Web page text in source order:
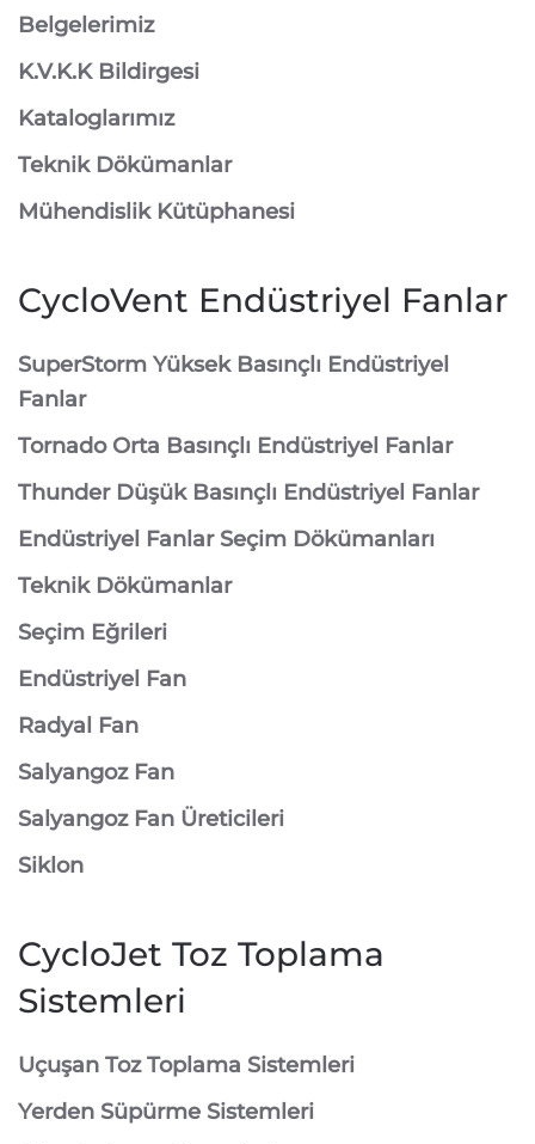
Belgelerimiz
K.V.K.K Bildirgesi
Kataloglarımız
Teknik Dökümanlar
Mühendislik Kütüphanesi
CycloVent Endüstriyel Fanlar
SuperStorm Yüksek Basınçlı Endüstriyel
Fanlar
Tornado Orta Basınçlı Endüstriyel Fanlar
Thunder Düşük Basınçlı Endüstriyel Fanlar
Endüstriyel Fanlar Seçim Dökümanları
Teknik Dökümanlar
Seçim Eğrileri
Endüstriyel Fan
Radyal Fan
Salyangoz Fan
Salyangoz Fan Üreticileri
Siklon
CycloJet Toz Toplama
Sistemleri
⁠Uçuşan Toz Toplama Sistemleri
⁠Yerden Süpürme Sistemleri